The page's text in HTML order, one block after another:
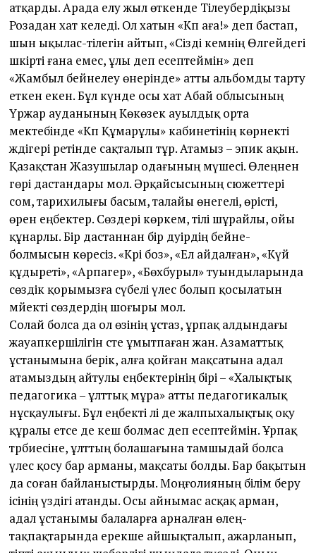
атқарды. Арада елу жыл өткенде Тілеубердіқызы
Розадан хат келеді. Ол хатын «Кәп аға!» деп бастап,
шын ықылас-тілегін айтып, «Сізді әкемнің Өлгейдегі
шәкірті ғана емес, ұлы деп есептеймін» деп
«Жамбыл бейнелеу өнерінде» ат­ты альбомды тарту
еткен екен. Бұл күнде осы хат Абай облысының
Үржар ауданының Көкөзек ауылдық орта
мектебінде «Кәп Құмарұлы» кабинетінің көрнекті
жәдігері ретінде сақталып тұр. Атамыз – эпик ақын.
Қазақ­стан Жазушылар одағының мүшесі. Өлеңнен
гөрі дастандары мол. Әрқайсысының сюжет­тері
сом, тарихилығы басым, талайы өнегелі, өрісті,
өрен еңбектер. Сөздері көркем, тілі шұрайлы, ойы
құнарлы. Бір дастаннан бір дәуірдің бейне-
болмысын көресіз. «Кәрі боз», «Ел айдалған», «Күй
құдыреті», «Арпагер», «Бөхбурыл» туындыларында
сөздік қорымызға сүбелі үлес болып қосылатын
мәйекті сөздердің шоғыры мол.
Солай болса да ол өзінің ұстаз, ұрпақ алдындағы
жауапкершілігін әсте ұмытпаған жан. Азамат­тық
ұстанымына берік, алға қойған мақсатына адал
атамыздың айтулы еңбектерінің бірі – «Халықтық
педагогика – ұлт­тық мұра» ат­ты педагогикалық
нұсқаулығы. Бұл еңбекті әлі де жалпыхалықтық оқу
құралы етсе де кеш болмас деп есептеймін. Ұрпақ
тәрбиесіне, ұлт­тың болашағына тамшыдай болса
үлес қосу бар арманы, мақсаты болды. Бар бақытын
да соған байланыстырды. Моңғолияның білім беру
ісінің үздігі атанды. Осы айнымас асқақ арман,
адал ұстанымы балаларға арналған өлең-
тақпақтарында ерекше айшықталып, ажарланып,